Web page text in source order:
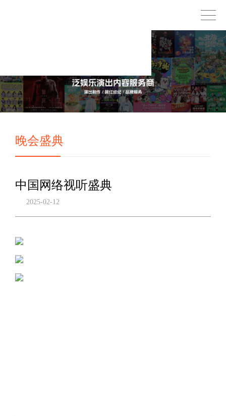
晚会盛典
中国网络视听盛典
2025-02-12